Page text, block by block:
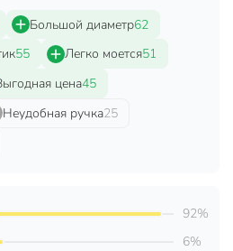
аксессуары для
1026/10261
Большой диаметр62
55 Легко моется51
цена45
Неудобная ручка25
92%
6%